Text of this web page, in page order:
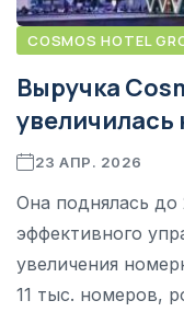
COSMOS HOTEL
Выручка
увеличилась
23 АПР. 2026
Она поднялась до
эффективного
увеличения
11 тыс. номеров,